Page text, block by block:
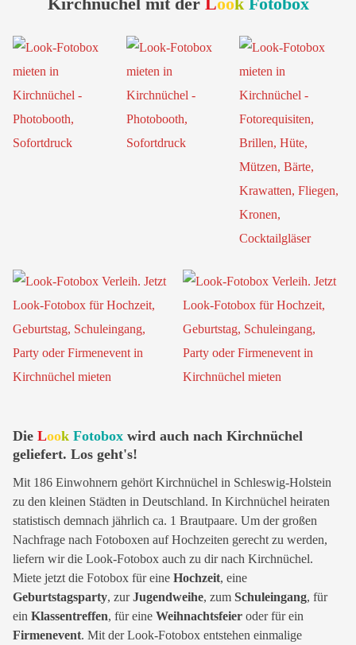
Die Look Fotobox wird auch nach Kirchnüchel
geliefert. Los geht's!
Mit 186 Einwohnern gehört Kirchnüchel in Schleswig-Holstein
zu den kleinen Städten in Deutschland. In Kirchnüchel heiraten
statistisch demnach jährlich ca. 1 Brautpaare. Um der großen
Nachfrage nach Fotoboxen auf Hochzeiten gerecht zu werden,
liefern wir die Look-Fotobox auch zu dir nach Kirchnüchel.
Miete jetzt die Fotobox für eine Hochzeit, eine
Geburtstagsparty, zurJugendweihe, zum Schuleingang, für
ein Klassentreffen, für eine Weihnachtsfeier oder für ein
Firmenevent. Mit der Look-Fotobox entstehen einmalige